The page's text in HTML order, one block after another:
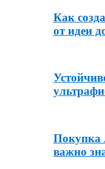
Как
от идеи
Покупка
важно